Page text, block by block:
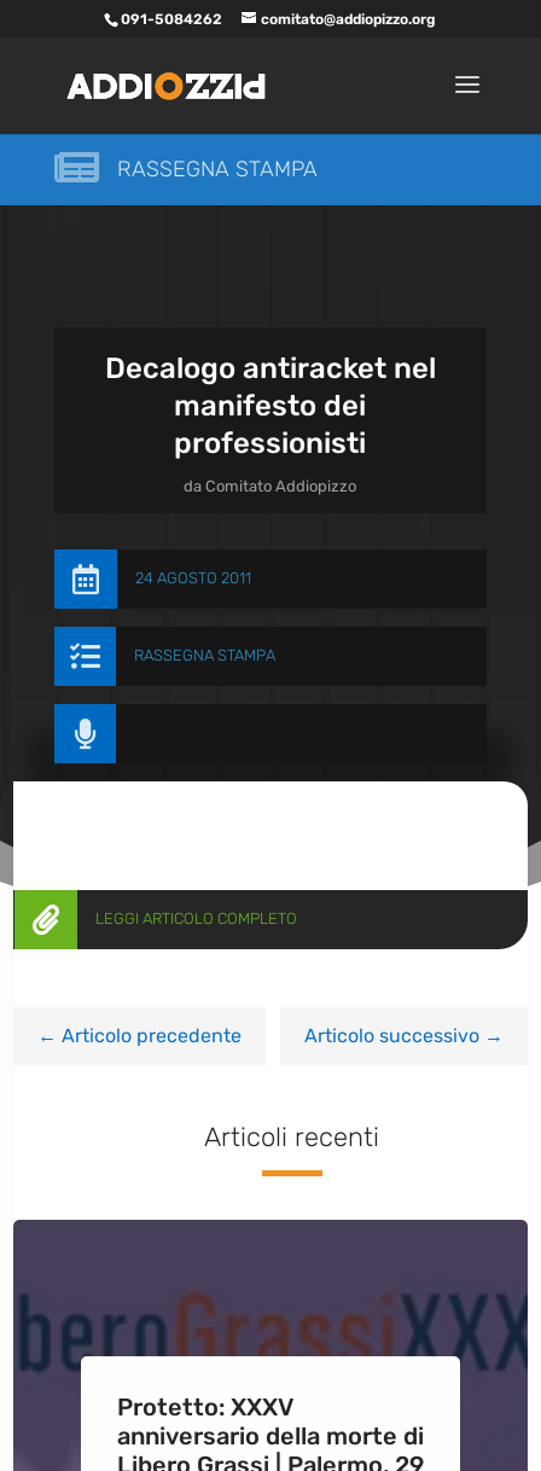
091-5084262 comitato@addiopizzo.org
 RASSEGNA STAMPA
Decalogo antiracket nel
manifesto dei
professionisti
daComitato Addiopizzo
 24 AGOSTO 2011
 RASSEGNA STAMPA

 LEGGI ARTICOLO COMPLETO
←Articolo precedente Articolo successivo→
Articoli recenti
Protetto: XXXV
anniversario della morte di
Libero Grassi | Palermo, 29